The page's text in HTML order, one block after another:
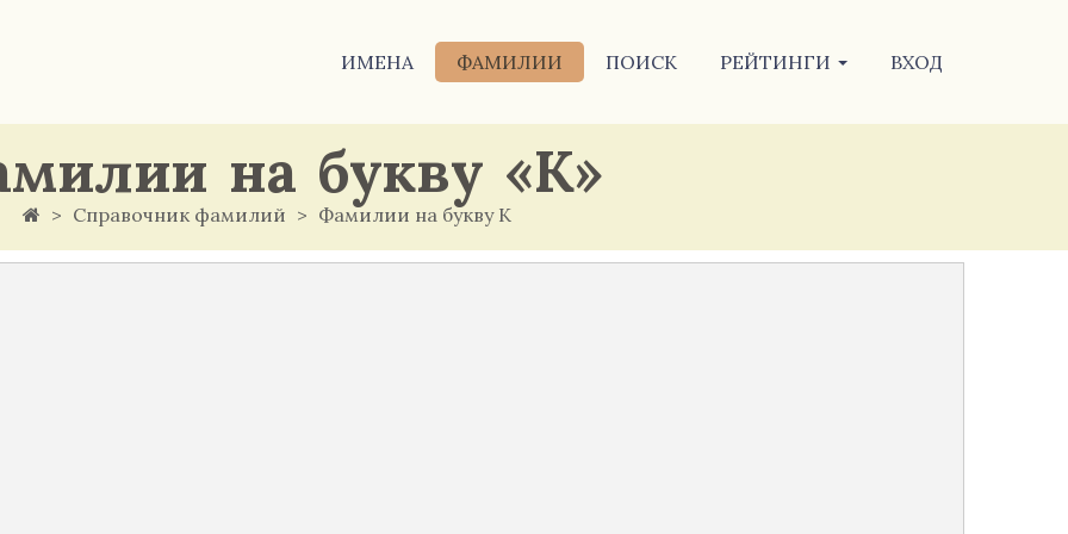
ИМЕНА ФАМИЛИИ ПОИСК РЕЙТИНГИ ВХОД
на букву «К»
Справочник фамилий Фамилии на букву К